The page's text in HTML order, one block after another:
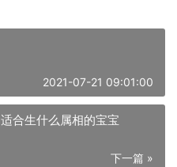
2021-07-21 09:01:00
合生什么属相的宝宝
下一篇 »